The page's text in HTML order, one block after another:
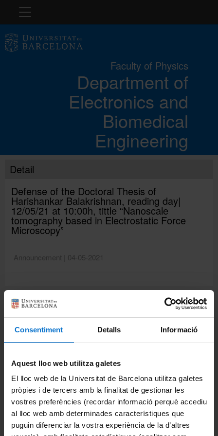
Consentiment Detalls Informació
Aquest lloc web utilitza galetes
El lloc web de la Universitat de Barcelona utilitza galetes
pròpies i de tercers amb la finalitat de gestionar les
vostres preferències (recordar informació perquè accediu
al lloc web amb determinades característiques que
puguin diferenciar la vostra experiència de la d’altres
Navigation
Faculty of Physics
Department of
Electronics and
Biomedical
Engineering
The Department
Research
Technological transfer
Directory
Detail
Defense of the Doctoral Thesis of
Harishankar Balakrishnan, reading day|
12/05/21 at 10:00h, tittle “Nanoscale
tomography based in Electrostatic Force
Microscopy”
Announcement | 04-05-2021
Share:
Intranet (PDI and PTGAS)
Campus Virtual
Alumni UB